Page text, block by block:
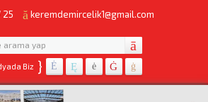
25 keremdemircelik1@gmail.com
Biz }